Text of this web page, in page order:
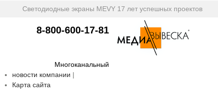
Светодиодные экраны MEVY 17 лет успешных проектов
8-800-600-17-81
Многоканальный
новости компании |
Карта сайта